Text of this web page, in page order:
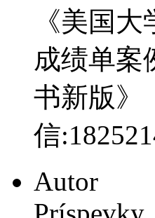
《美国
成绩单案
书新版》
信
Autor